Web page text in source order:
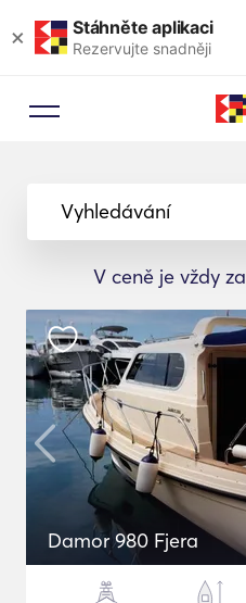
× Stáhněte aplikaci
Rezervujte snadněji
Vyhledávání
V ceně je vždy
Damor 980 Fjera